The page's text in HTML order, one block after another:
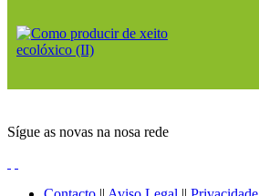
Sígue as novas na nosa rede